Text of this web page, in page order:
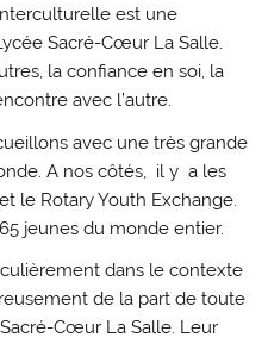
est une
Sacré-Cœur La Salle.
la confiance en soi, la
avec l’autre.
avec une très grande
A nos côtés, il y a les
le Rotary Youth Exchange.
jeunes du monde entier.
dans le contexte
de la part de toute
Cœur La Salle. Leur